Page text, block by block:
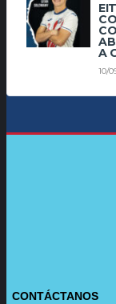
A
10/
CONTÁCTANOS